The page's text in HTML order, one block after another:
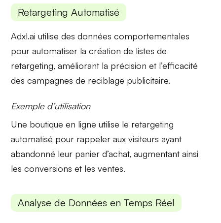
Retargeting Automatisé
Adxl.ai utilise des données comportementales
pourautomatiser la création de listes de
retargeting, améliorant la précision et l’efficacité
des campagnes de reciblage publicitaire.
Exemple d’utilisation
Une boutique en ligne utilise le retargeting
automatisé pour rappeler aux visiteurs ayant
abandonné leur panier d’achat, augmentant ainsi
les conversions et les ventes.
Analyse de Données en Temps Réel